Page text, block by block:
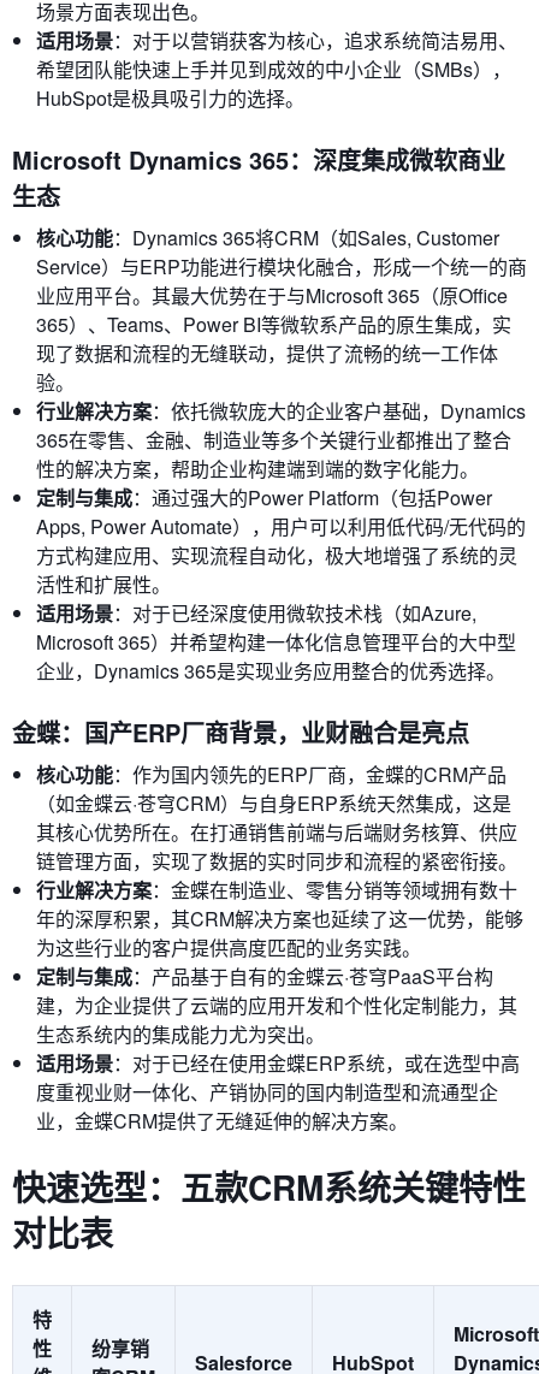
场景方面表现出色。
适用场景：对于以营销获客为核心，追求系统简洁易用、
希望团队能快速上手并见到成效的中小企业（SMBs），
HubSpot是极具吸引力的选择。
Microsoft Dynamics 365：深度集成微软商业
生态
核心功能：Dynamics 365将CRM（如Sales, Customer
Service）与ERP功能进行模块化融合，形成一个统一的商
业应用平台。其最大优势在于与Microsoft 365（原Office
365）、Teams、Power BI等微软系产品的原生集成，实
现了数据和流程的无缝联动，提供了流畅的统一工作体
验。
行业解决方案：依托微软庞大的企业客户基础，Dynamics
365在零售、金融、制造业等多个关键行业都推出了整合
性的解决方案，帮助企业构建端到端的数字化能力。
定制与集成：通过强大的Power Platform（包括Power
Apps, Power Automate），用户可以利用低代码/无代码的
方式构建应用、实现流程自动化，极大地增强了系统的灵
活性和扩展性。
适用场景：对于已经深度使用微软技术栈（如Azure,
Microsoft 365）并希望构建一体化信息管理平台的大中型
企业，Dynamics 365是实现业务应用整合的优秀选择。
金蝶：国产ERP厂商背景，业财融合是亮点
核心功能：作为国内领先的ERP厂商，金蝶的CRM产品
（如金蝶云·苍穹CRM）与自身ERP系统天然集成，这是
其核心优势所在。在打通销售前端与后端财务核算、供应
链管理方面，实现了数据的实时同步和流程的紧密衔接。
行业解决方案：金蝶在制造业、零售分销等领域拥有数十
年的深厚积累，其CRM解决方案也延续了这一优势，能够
为这些行业的客户提供高度匹配的业务实践。
定制与集成：产品基于自有的金蝶云·苍穹PaaS平台构
建，为企业提供了云端的应用开发和个性化定制能力，其
生态系统内的集成能力尤为突出。
适用场景：对于已经在使用金蝶ERP系统，或在选型中高
度重视业财一体化、产销协同的国内制造型和流通型企
业，金蝶CRM提供了无缝延伸的解决方案。
快速选型：五款CRM系统关键特性
对比表
特
性
纷享销
Salesforce HubSpot
Microsoft